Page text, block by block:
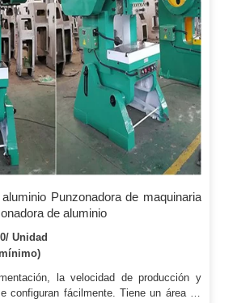
Punzonadora de maquinaria
de aluminio
Unidad
la velocidad de producción y
configuran fácilmente. Tiene un área de